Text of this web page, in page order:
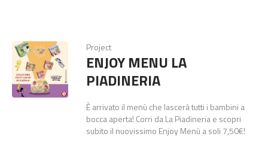
Project
ENJOY MENU LA
PIADINERIA
È arrivato il menù che lascerà tutti i bambini a
bocca aperta! Corri da La Piadineria e scopri
subito il nuovissimo Enjoy Menù a soli 7,50€!